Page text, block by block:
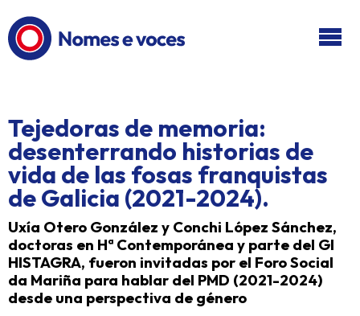
Tejedoras de memoria:
desenterrando historias de
vida de las fosas franquistas
de Galicia (2021-2024).
Uxía Otero González y Conchi López Sánchez,
doctoras en Hª Contemporánea y parte del GI
HISTAGRA, fueron invitadas por el Foro Social
da Mariña para hablar del PMD (2021-2024)
desde una perspectiva de género